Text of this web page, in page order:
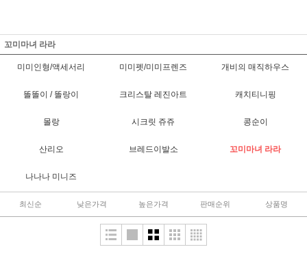
꼬미마녀 라라
미미인형/액세서리 미미펫/미미프렌즈 개비의 매직하우스
똘똘이 / 똘랑이 크리스탈 레진아트 캐치티니핑
몰랑 시크릿 쥬쥬 콩순이
산리오 브레드이발소 꼬미마녀 라라
나나나 미니즈
최신순 낮은가격 높은가격 판매순위 상품명